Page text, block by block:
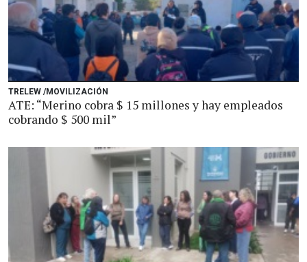
TRELEW /MOVILIZACIÓN
ATE: “Merino cobra $ 15 millones y hay empleados
cobrando $ 500 mil”